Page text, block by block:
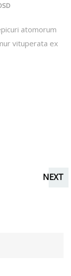
atomorum
vituperata ex
NEXT